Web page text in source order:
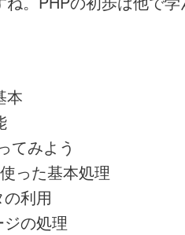
本
てみよう
った基本処理
利用
の処理